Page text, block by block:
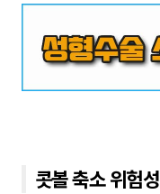
콧볼 축소 위험성